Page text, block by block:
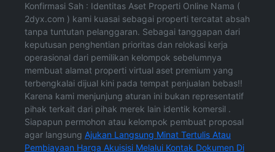
Konfirmasi Sah : Identitas Aset Properti Online Nama (
2dyx.com ) kami kuasai sebagai properti tercatat absah
tanpa tuntutan pelanggaran. Sebagai tanggapan dari
keputusan penghentian prioritas dan relokasi kerja
operasional dari pemilikan kelompok sebelumnya
membuat alamat properti virtual aset premium yang
terbengkalai dijual kini pada tempat penjualan bebas!!
Karena kami menjunjung aturan ini bukan representatif
pihak terkait dari pihak merek lain identik komersil .
Siapapun permohon atau kelompok pembuat proposal
agar langsung Ajukan Langsung Minat Tertulis Atau
Pembiayaan Harga Akuisisi Melalui Kontak Dokumen Di